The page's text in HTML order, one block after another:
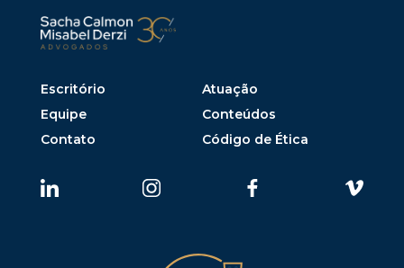
Escritório
Atuação
Equipe
Conteúdos
Contato
Código de Ética